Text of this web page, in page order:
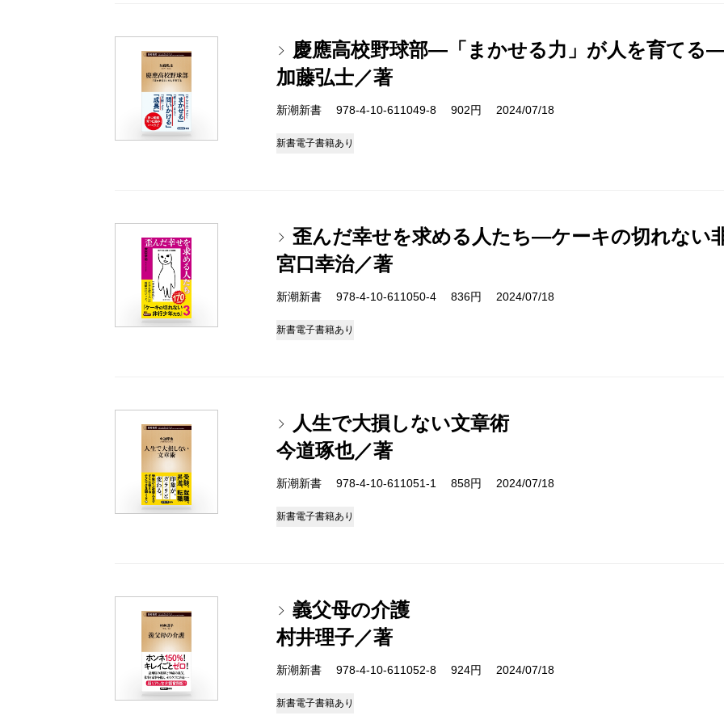
慶應高校野球部―「まかせる力」が人を育てる
加藤弘士／著
新潮新書 978-4-10-611049-8 902円 2024/07/18
新書電子書籍あり
歪んだ幸せを求める人たち―ケーキの切れない
宮口幸治／著
新潮新書 978-4-10-611050-4 836円 2024/07/18
新書電子書籍あり
人生で大損しない文章術
今道琢也／著
新潮新書 978-4-10-611051-1 858円 2024/07/18
新書電子書籍あり
義父母の介護
村井理子／著
新潮新書 978-4-10-611052-8 924円 2024/07/18
新書電子書籍あり